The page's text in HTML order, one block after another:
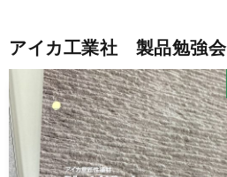
アイカ工業社 製品勉強会